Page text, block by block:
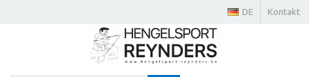
Kontakt
DE